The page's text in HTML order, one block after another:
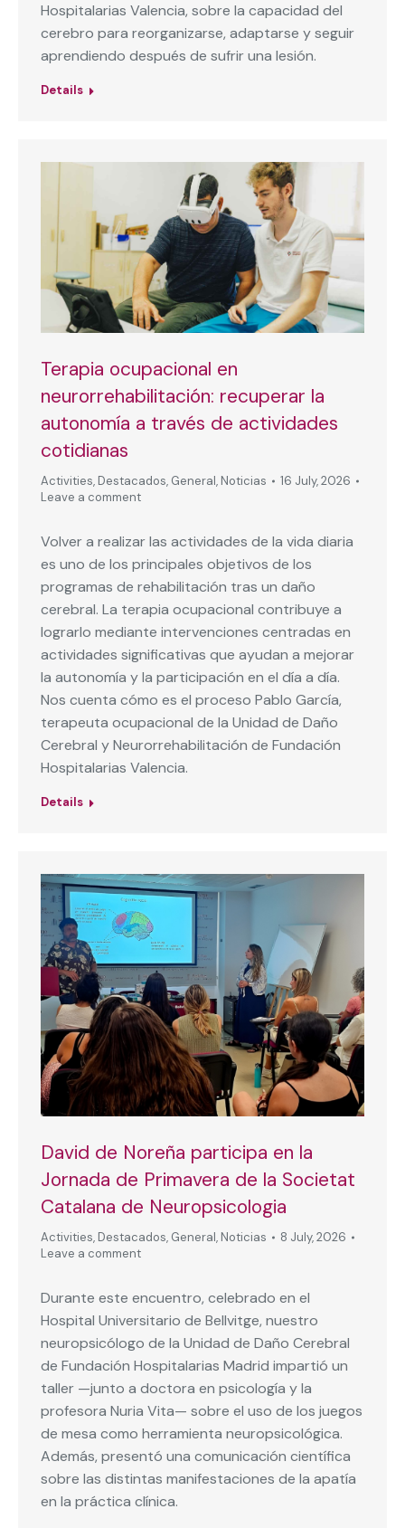
Hospitalarias Valencia, sobre la capacidad del
cerebro para reorganizarse, adaptarse y seguir
aprendiendo después de sufrir una lesión.
Details
Terapia ocupacional en
neurorrehabilitación: recuperar la
autonomía a través de actividades
cotidianas
Activities, Destacados, General, Noticias
16 July, 2026
Leave a comment
Volver a realizar las actividades de la vida diaria
es uno de los principales objetivos de los
programas de rehabilitación tras un daño
cerebral. La terapia ocupacional contribuye a
lograrlo mediante intervenciones centradas en
actividades significativas que ayudan a mejorar
la autonomía y la participación en el día a día.
Nos cuenta cómo es el proceso Pablo García,
terapeuta ocupacional de la Unidad de Daño
Cerebral y Neurorrehabilitación de Fundación
Hospitalarias Valencia.
Details
David de Noreña participa en la
Jornada de Primavera de la Societat
Catalana de Neuropsicologia
Activities, Destacados, General, Noticias
8 July, 2026
Leave a comment
Durante este encuentro, celebrado en el
Hospital Universitario de Bellvitge, nuestro
neuropsicólogo de la Unidad de Daño Cerebral
de Fundación Hospitalarias Madrid impartió un
taller —junto a doctora en psicología y la
profesora Nuria Vita— sobre el uso de los juegos
de mesa como herramienta neuropsicológica.
Además, presentó una comunicación científica
sobre las distintas manifestaciones de la apatía
en la práctica clínica.